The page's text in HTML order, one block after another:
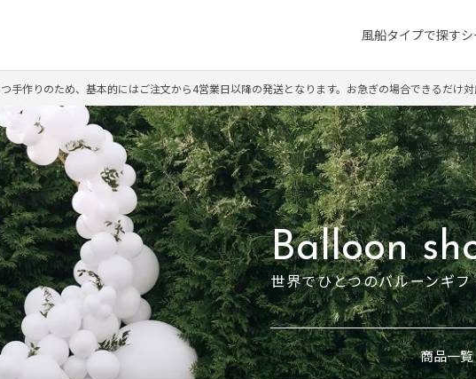
風船タイプで探す
手作りのため、基本的にはご注文から4営業日以降の発送となります。お急ぎの場合できるだけ対
Balloon
世界でひとつのバルーンギフ
商品一覧